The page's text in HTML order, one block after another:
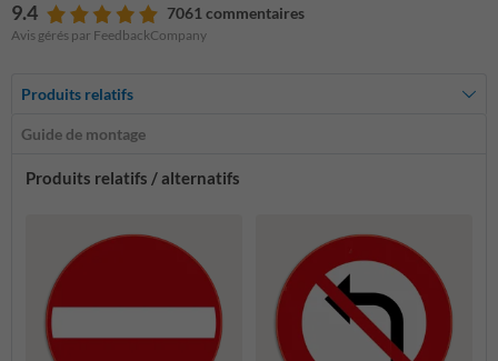
9.4 7061 commentaires
Avis gérés par FeedbackCompany
Produits relatifs
Guide de montage
Produits relatifs / alternatifs